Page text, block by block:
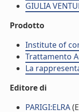
GIULIA
Prodotto
Institute of
Trattamento
La
Editore di
PARIGI:ELRA